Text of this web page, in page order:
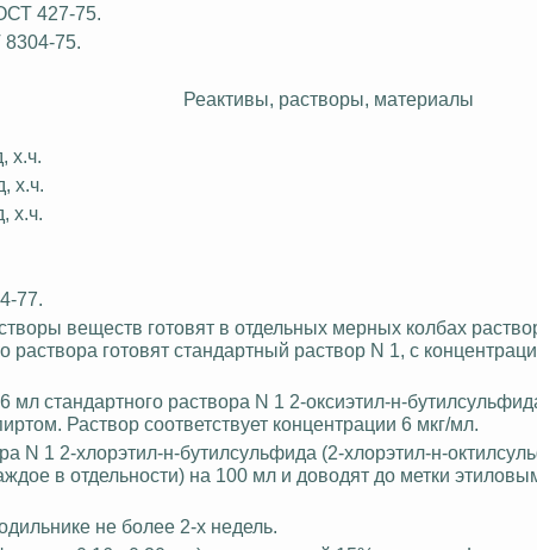
427-75.
75.
Реактивы, растворы, материалы
х. ч
х. ч
х. ч
77.
веществ готовят в отдельных мерных колбах
раствора готовят стандартный раствор N 1, с
мл стандартного раствора N 1 2-оксиэтил-н-
Раствор соответствует концентрации 6 мкг/мл.
N 1 2-хлорэтил-н-бутилсульфида (2-хлорэтил-н-
в отдельности) на 100 мл и доводят до метки
не более 2-х недель.